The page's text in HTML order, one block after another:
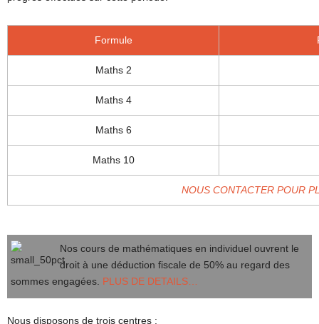
Formule
Maths 2
Maths 4
Maths 6
Maths 10
NOUS CONTACTER POUR
Nos cours de mathématiques en individuel ouvrent le
droit à une déduction fiscale de 50% au regard des
sommes engagées. PLUS DE DETAILS…
Nous disposons de trois centres :